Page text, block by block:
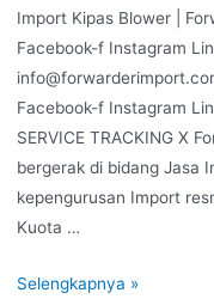
Import Kipas Blower |
Facebook-f Instagram
Facebook-f Instagram
SERVICE TRACKING X
bergerak di bidang Jasa
kepengurusan Import
Kuota …
Selengkapnya »